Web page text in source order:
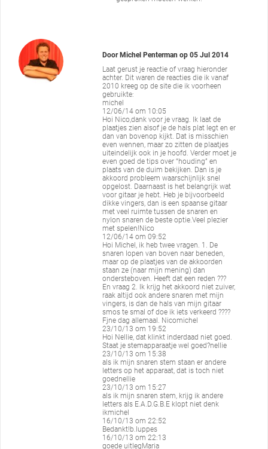
DoorMichel Penterman op05 Jul 2014
Laat gerust je reactie of vraag hieronder
achter. Dit waren de reacties die ik vanaf
2010 kreeg op de site die ik voorheen
gebruikte:
michel
12/06/14 om 10:05
Hoi Nico,dank voor je vraag. Ik laat de
plaatjes zien alsof je de hals plat legt en er
dan van bovenop kijkt. Dat is misschien
even wennen, maar zo zitten de plaatjes
uiteindelijk ook in je hoofd. Verder moet je
even goed de tips over “houding” en
plaats van de duim bekijken. Dan is je
akkoord probleem waarschijnlijk snel
opgelost. Daarnaast is het belangrijk wat
voor gitaar je hebt. Heb je bijvoorbeeld
dikke vingers, dan is een spaanse gitaar
met veel ruimte tussen de snaren en
nylon snaren de beste optie.Veel plezier
met spelen!Nico
12/06/14 om 09:52
Hoi Michel, ik heb twee vragen. 1. De
snaren lopen van boven naar beneden,
maar op de plaatjes van de akkoorden
staan ze (naar mijn mening) dan
ondersteboven. Heeft dat een reden ???
En vraag 2. Ik krijg het akkoord niet zuiver,
raak altijd ook andere snaren met mijn
vingers, is dan de hals van mijn gitaar
smos te smal of doe ik iets verkeerd ????
Fjne dag allemaal. Nicomichel
23/10/13 om 19:52
Hoi Nellie, dat klinkt inderdaad niet goed.
Staat je stemapparaatje wel goed?nellie
23/10/13 om 15:38
als ik mijn snaren stem staan er andere
letters op het apparaat, dat is toch niet
goednellie
23/10/13 om 15:27
als ik mijn snaren stem, krijg ik andere
letters als E.A.D.G.B.E klopt niet denk
ikmichel
16/10/13 om 22:52
Bedankt!b.luppes
16/10/13 om 22:13
goede uitlegMaria